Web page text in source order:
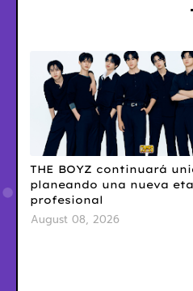
THE BOYZ continuará
planeando una nueva
profesional
August 08, 2026